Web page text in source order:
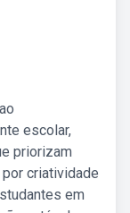
escolar,
priorizam
criatividade
em